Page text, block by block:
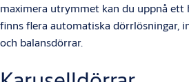
maximera utrymmet kan du uppnå ett
finns flera automatiska dörrlösningar,
och balansdörrar.